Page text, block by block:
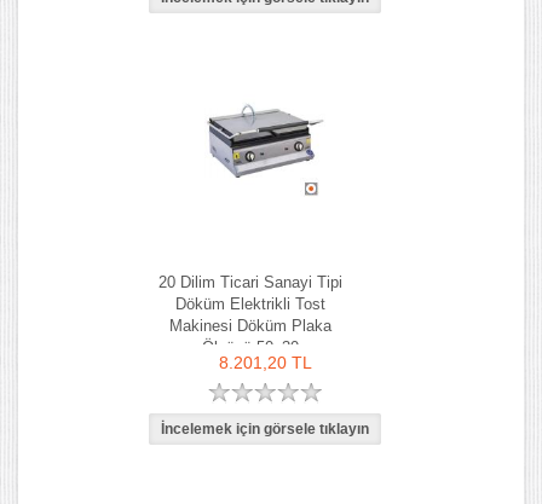
20 Dilim Ticari Sanayi Tipi
Döküm Elektrikli Tost
Makinesi Döküm Plaka
Ölçüsü 50x30
8.201,20 TL